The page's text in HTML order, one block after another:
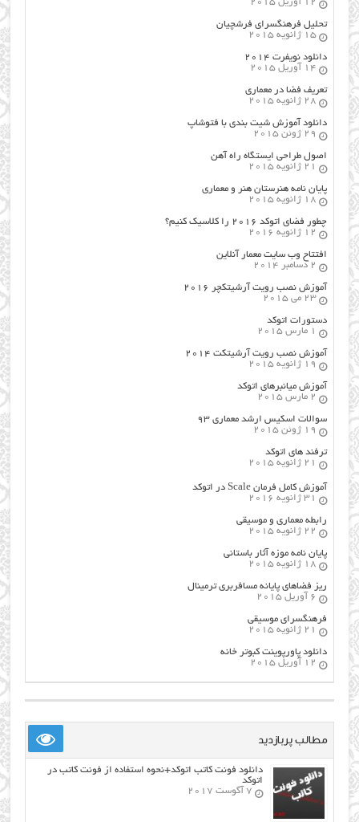
تحلیل فرهنگسرای فرشچیان
15 ژانویه 2015
دانلود نویفرت ۲۰۱۴
14 آوریل 2015
تعریف فضا در معماری
28 ژانویه 2015
دانلود آموزش شیت بندی با فتوشاپ
29 ژوئن 2015
اصول طراحي ایستگاه راه آهن
21 ژانویه 2015
پایان نامه هنرستان هنر و معماري
18 ژانویه 2015
چطور فضای اتوکد ۲۰۱۶ را کلاسیک کنیم؟
12 ژانویه 2016
افتتاح وب سایت معمار آنلاین
2 دسامبر 2014
آموزش نصب رویت آرشیتکچر ۲۰۱۶
23 می 2015
دستورات اتوکد
1 مارس 2015
آموزش نصب رویت آرشیتکت ۲۰۱۴
19 ژانویه 2015
آموزش میانبرهای اتوکد
2 مارس 2015
سوالات اسکیس ارشد معماری ۹۳
19 ژوئن 2015
ترفند های اتوکد
21 ژانویه 2015
آموزش کامل فرمان Scale در اتوکد
31 ژانویه 2016
رابطه معماری و موسیقی
22 ژانویه 2015
پایان نامه موزه آثار باستانی
18 ژانویه 2015
ریز فضاهای پایانه مسافربری ترمینال
6 آوریل 2015
فرهنگسراي موسيقي
21 ژانویه 2015
دانلود پاورپوینت کبوتر خانه
12 آوریل 2015
مطالب پربازدید
دانلود فونت کاتب اتوکد+نحوه استفاده از فونت کاتب در
اتوکد
7 آگوست 2017